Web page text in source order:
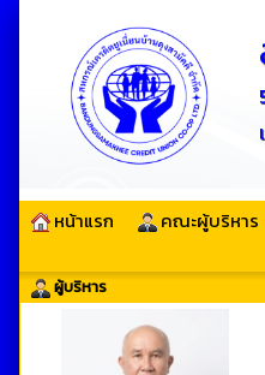
หน้าแรก คณะผู้บริหาร
ผู้บริหาร